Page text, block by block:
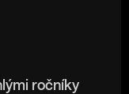
ročníky